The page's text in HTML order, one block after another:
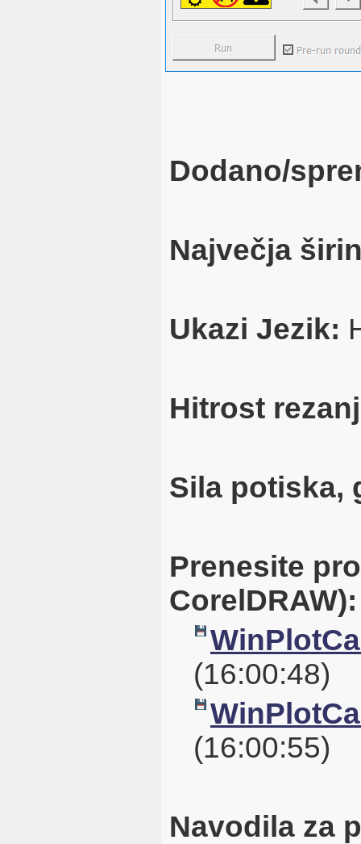
Dodano/
Največja
Ukazi Jezik:
Hitrost
Sila potiska,
Prenesite
CorelDRAW):
(16:00:48)
(16:00:55)
Navodila za